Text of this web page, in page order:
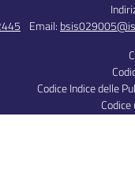
Email:
Codice Indice delle